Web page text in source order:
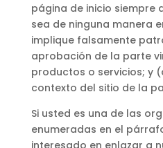
página de inicio siempre
sea de ninguna manera
implique falsamente
aprobación de la parte
productos o servicios; y
contexto del sitio de la
Si usted es una de las
enumeradas en el
interesado en enlazar a